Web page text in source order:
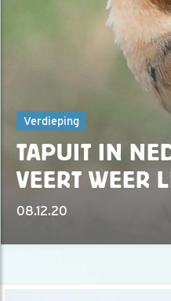
Verdieping
TAPUIT IN
VEERT WEER
08.12.20